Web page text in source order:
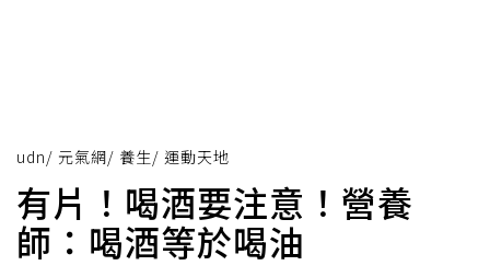
udn/ 元氣網/ 養生/ 運動天地
有片！喝酒要注意！營養
師：喝酒等於喝油